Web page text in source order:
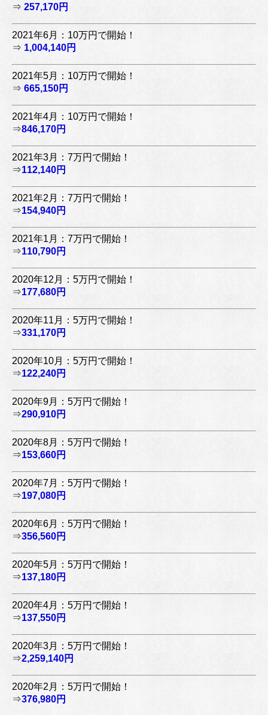
⇒ 257,170円
2021年6月：10万円で開始！
⇒ 1,004,140円
2021年5月：10万円で開始！
⇒ 665,150円
2021年4月：10万円で開始！
⇒846,170円
2021年3月：7万円で開始！
⇒112,140円
2021年2月：7万円で開始！
⇒154,940円
2021年1月：7万円で開始！
⇒110,790円
2020年12月：5万円で開始！
⇒177,680円
2020年11月：5万円で開始！
⇒331,170円
2020年10月：5万円で開始！
⇒122,240円
2020年9月：5万円で開始！
⇒290,910円
2020年8月：5万円で開始！
⇒153,660円
2020年7月：5万円で開始！
⇒197,080円
2020年6月：5万円で開始！
⇒356,560円
2020年5月：5万円で開始！
⇒137,180円
2020年4月：5万円で開始！
⇒137,550円
2020年3月：5万円で開始！
⇒2,259,140円
2020年2月：5万円で開始！
⇒376,980円